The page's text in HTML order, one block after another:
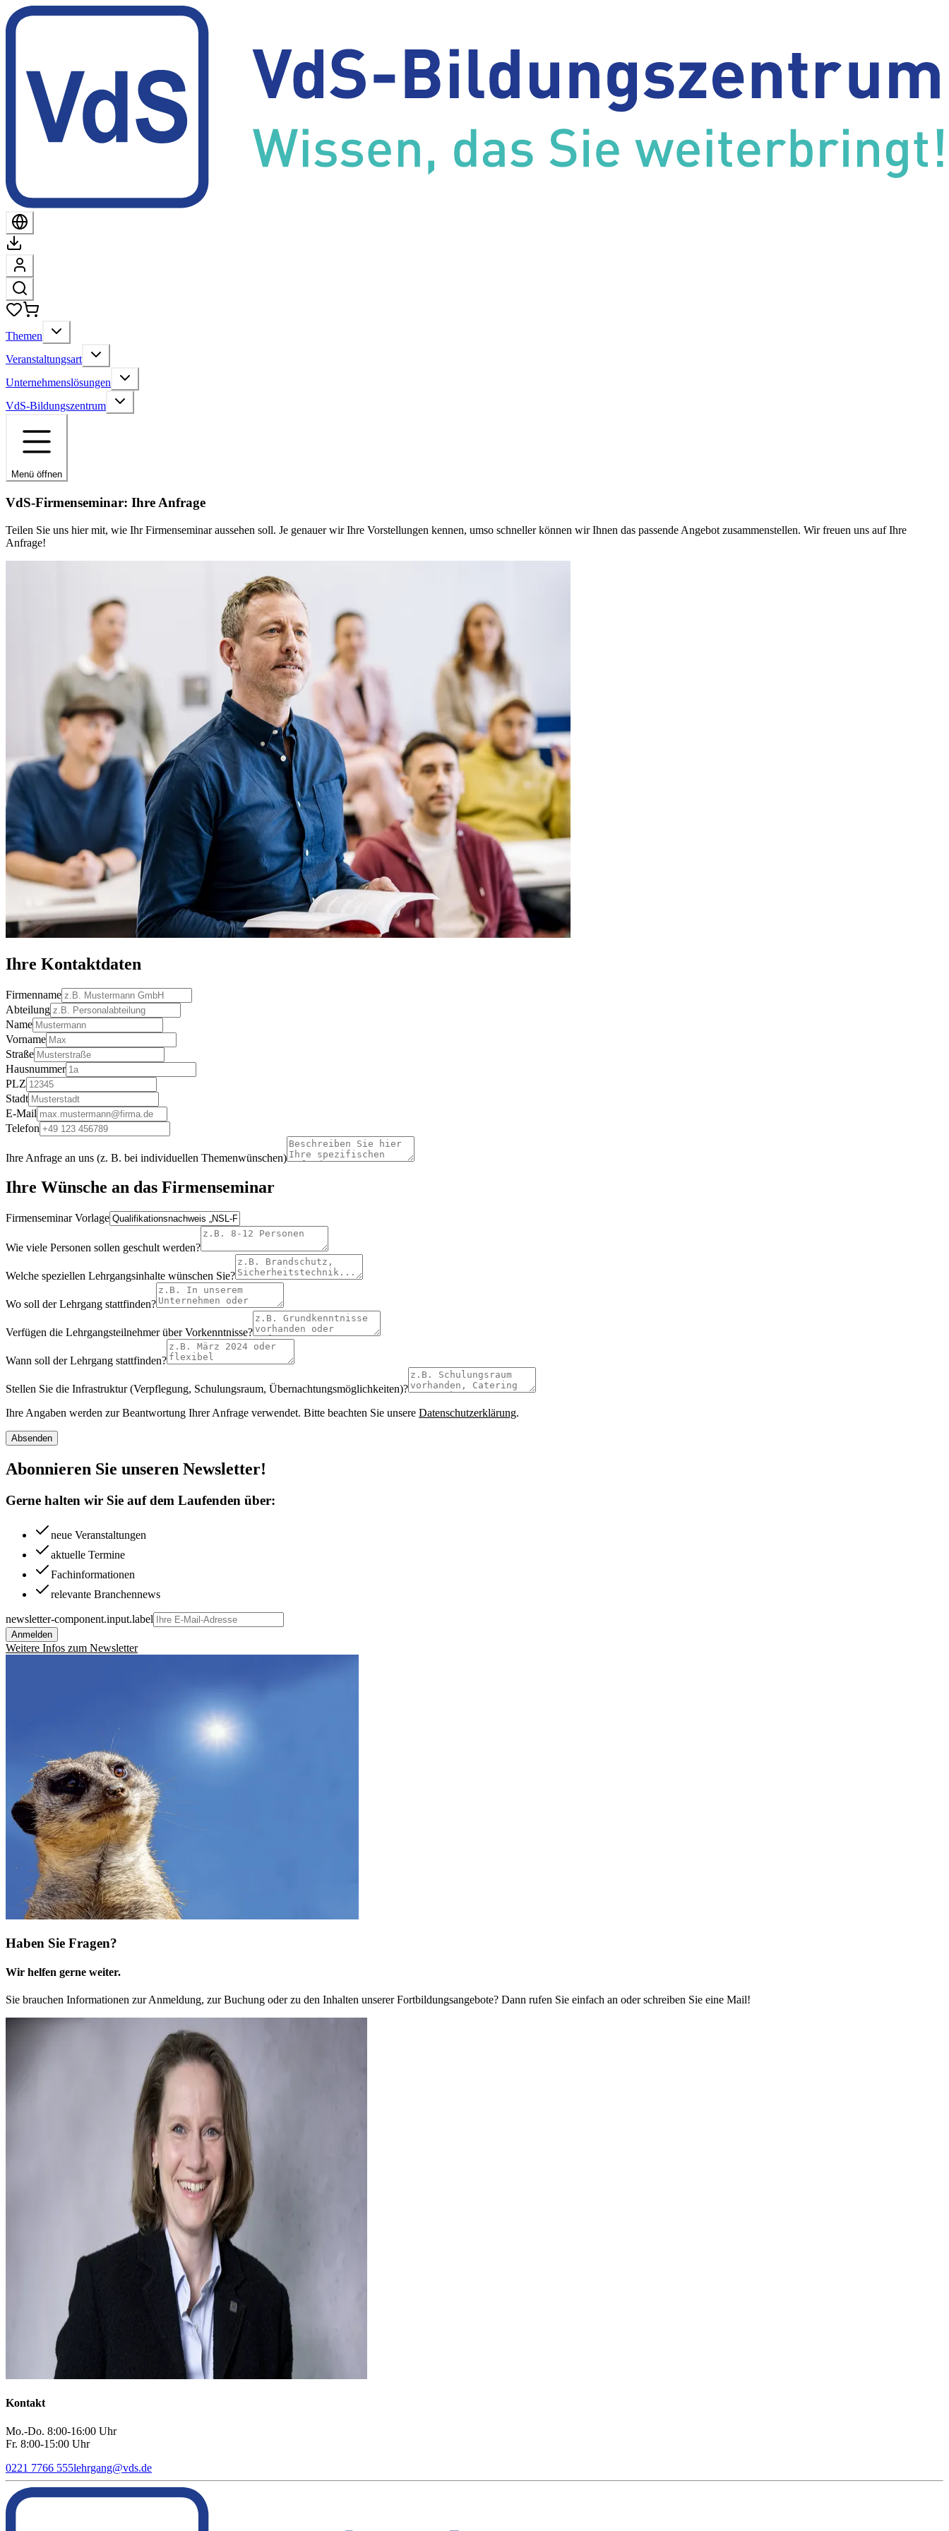
Themen
Veranstaltungsart
Unternehmenslösungen
VdS-Bildungszentrum
Menü öffnen
VdS-Firmenseminar: Ihre Anfrage
Teilen Sie uns hier mit, wie Ihr Firmenseminar aussehen soll. Je genauer wir Ihre Vorstellungen kennen, umso schneller können wir Ihnen das passende Angebot zusammenstellen. Wir freuen uns auf Ihre
Anfrage!
Ihre Kontaktdaten
Firmenname
Abteilung
Name
Vorname
Straße
Hausnummer
PLZ
Stadt
E-Mail
Telefon
Ihre Anfrage an uns (z. B. bei individuellen Themenwünschen)
Ihre Wünsche an das Firmenseminar
Firmenseminar Vorlage
Wie viele Personen sollen geschult werden?
Welche speziellen Lehrgangsinhalte wünschen Sie?
Wo soll der Lehrgang stattfinden?
Verfügen die Lehrgangsteilnehmer über Vorkenntnisse?
Wann soll der Lehrgang stattfinden?
Stellen Sie die Infrastruktur (Verpflegung, Schulungsraum, Übernachtungsmöglichkeiten)?
Ihre Angaben werden zur Beantwortung Ihrer Anfrage verwendet. Bitte beachten Sie unsere Datenschutzerklärung.
Absenden
Abonnieren Sie unseren Newsletter!
Gerne halten wir Sie auf dem Laufenden über:
neue Veranstaltungen
aktuelle Termine
Fachinformationen
relevante Branchennews
newsletter-component.input.label
Anmelden
Weitere Infos zum Newsletter
Haben Sie Fragen?
Wir helfen gerne weiter.
Sie brauchen Informationen zur Anmeldung, zur Buchung oder zu den Inhalten unserer Fortbildungsangebote? Dann rufen Sie einfach an oder schreiben Sie eine Mail!
Kontakt
Mo.-Do. 8:00-16:00 Uhr
Fr. 8:00-15:00 Uhr
0221 7766 555lehrgang@vds.de